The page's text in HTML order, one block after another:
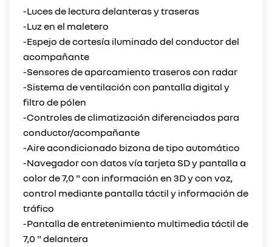
-Luces de lectura delanteras y traseras
-Luz en el maletero
-Espejo de cortesía iluminado del conductor del
acompañante
-Sensores de aparcamiento traseros con radar
-Sistema de ventilación con pantalla digital y
filtro de pólen
-Controles de climatización diferenciados para
conductor/acompañante
-Aire acondicionado bizona de tipo automático
-Navegador con datos vía tarjeta SD y pantalla a
color de 7,0 " con información en 3D y con voz,
control mediante pantalla táctil y información de
tráfico
-Pantalla de entretenimiento multimedia táctil de
7,0 " delantera